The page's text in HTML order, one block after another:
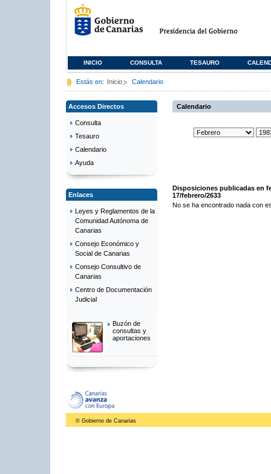
INICIO CONSULTA TESAURO
Estás en: Inicio Calendario
Accesos Directos
Consulta
Tesauro
Calendario
Ayuda
Enlaces
Leyes y Reglamentos de la
Comunidad Autónoma de
Canarias
Consejo Económico y
Social de Canarias
Consejo Consultivo de
Canarias
Centro de Documentación
Judicial
Buzón de
consultas y
aportaciones
Calendario
Disposiciones publicadas en
17/febrero/2633
No se ha encontrado nada con
© Gobierno de Canarias